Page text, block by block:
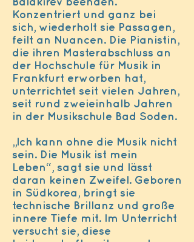
Balakirev beenden.
Konzentriert und ganz bei
sich, wiederholt sie Passagen,
feilt an Nuancen. Die Pianistin,
die ihren Masterabschluss an
der Hochschule für Musik in
Frankfurt erworben hat,
unterrichtet seit vielen Jahren,
seit rund zweieinhalb Jahren
in der Musikschule Bad Soden.
„Ich kann ohne die Musik nicht
sein. Die Musik ist mein
Leben“, sagt sie und lässt
daran keinen Zweifel. Geboren
in Südkorea, bringt sie
technische Brillanz und große
innere Tiefe mit. Im Unterricht
versucht sie, diese